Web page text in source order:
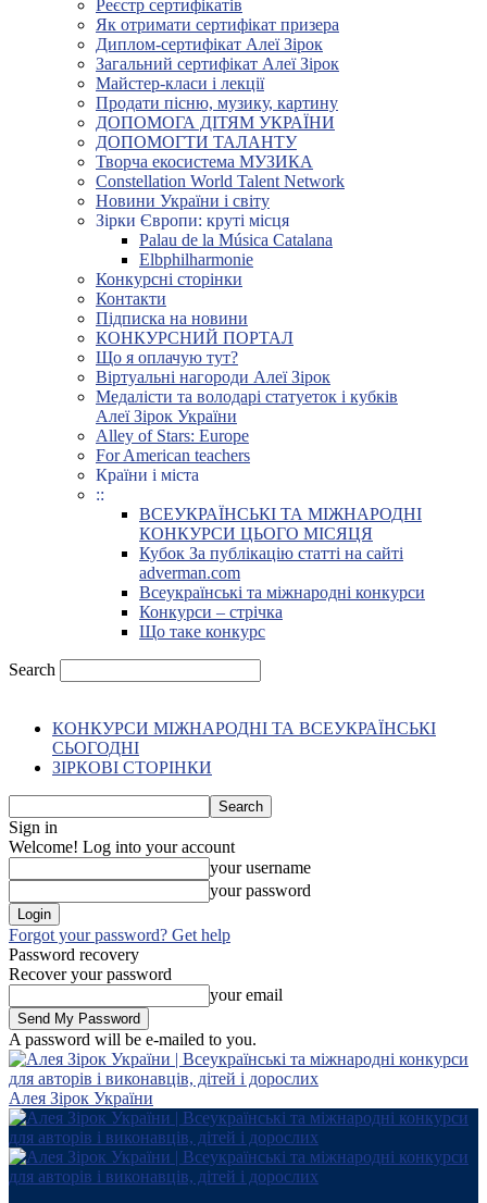
Реєстр сертифікатів
Як отримати сертифікат призера
Диплом-сертифікат Алеї Зірок
Загальний сертифікат Алеї Зірок
Майстер-класи і лекції
Продати пісню, музику, картину
ДОПОМОГА ДІТЯМ УКРАЇНИ
ДОПОМОГТИ ТАЛАНТУ
Творча екосистема МУЗИКА
Constellation World Talent Network
Новини України і світу
Зірки Європи: круті місця
Palau de la Música Catalana
Elbphilharmonie
Конкурсні сторінки
Контакти
Підписка на новини
КОНКУРСНИЙ ПОРТАЛ
Що я оплачую тут?
Віртуальні нагороди Алеї Зірок
Медалісти та володарі статуеток і кубків
Алеї Зірок України
Alley of Stars: Europe
For American teachers
Країни і міста
::
ВСЕУКРАЇНСЬКІ ТА МІЖНАРОДНІ
КОНКУРСИ ЦЬОГО МІСЯЦЯ
Кубок За публікацію статті на сайті
adverman.com
Всеукраїнські та міжнародні конкурси
Конкурси – стрічка
Що таке конкурс
Search
КОНКУРСИ МІЖНАРОДНІ ТА ВСЕУКРАЇНСЬКІ
СЬОГОДНІ
ЗІРКОВІ СТОРІНКИ
Sign in
Welcome! Log into your account
your username
your password
Forgot your password? Get help
Password recovery
Recover your password
your email
A password will be e-mailed to you.
Алея Зірок України